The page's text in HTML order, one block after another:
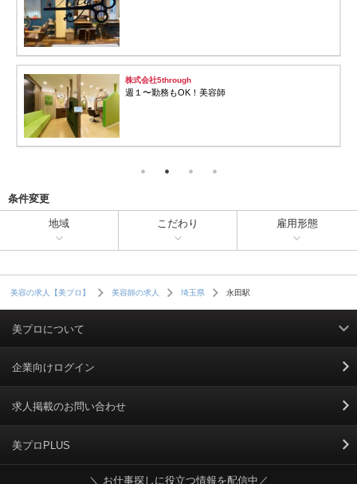
株式会社5through
週１〜勤務もOK！美容師
条件変更
地域 こだわり 雇用形態
美容の求人【美プロ】 美容師の求人 埼玉県 永田駅
美プロについて
利用規約
掲載規約
個人情報保護ポリシー
企業向けログイン
求人掲載のお問い合わせ
美プロPLUS
＼ お仕事探しに役立つ情報を配信中／